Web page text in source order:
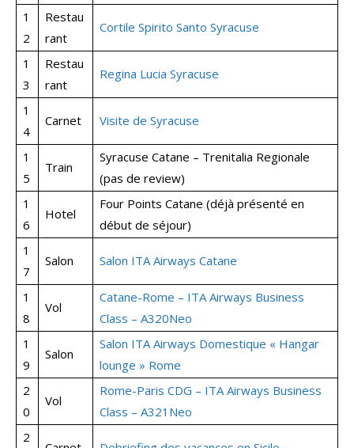
1
2
Restau
rant
Cortile Spirito Santo Syracuse
1
3
Restau
rant
Regina Lucia Syracuse
1
4
Carnet Visite de Syracuse
1
5
Train
Syracuse Catane – Trenitalia Regionale
(pas de review)
1
6
Hotel
Four Points Catane (déjà présenté en
début de séjour)
1
7
Salon Salon ITA Airways Catane
1
8
Vol
Catane-Rome – ITA Airways Business
Class – A320Neo
1
9
Salon
Salon ITA Airways Domestique « Hangar
lounge » Rome
2
0
Vol
Rome-Paris CDG – ITA Airways Business
Class – A321Neo
2